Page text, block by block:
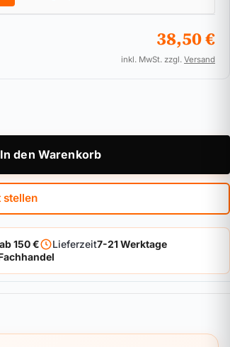
38,50 €
inkl. MwSt. zzgl. Versand
In den Warenkorb
stellen
150 € Lieferzeit7-21 Werktage